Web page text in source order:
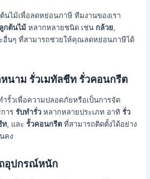
ไม้เพื่อลดหย่อนภาษี ทีมงานของเรา
กต้นไม้ หลากหลายชนิด เช่น กล้วย,
อื่นๆ ที่สามารถช่วยให้คุณลดหย่อนภาษีได้
นาม รั่วเมทัลชีท รั่วคอนกรีต
รั้วเพื่อความปลอดภัยหรือเป็นการจัด
การรับทำรั่ว หลากหลายประเภท อาทิรั่ว
ท, และรั้วคอนกรีต ที่สามารถติดตั้งได้อย่าง
คง
อุปกรณ์หนัก